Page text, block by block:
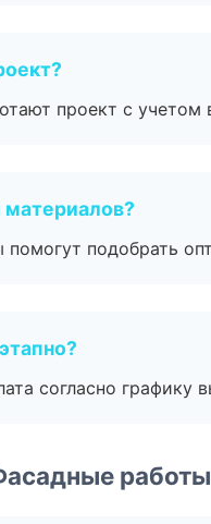
проект с
подобрать
согласно графику
работы